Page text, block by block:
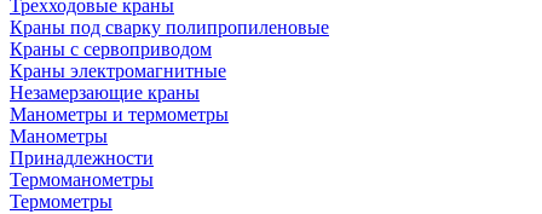
Трехходовые краны
Краны под сварку полипропиленовые
Краны с сервоприводом
Краны электромагнитные
Незамерзающие краны
Манометры и термометры
Манометры
Принадлежности
Термоманометры
Термометры